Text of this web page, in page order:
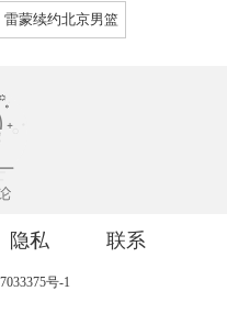
雷蒙续约北京男篮
隐私 联系
号-1